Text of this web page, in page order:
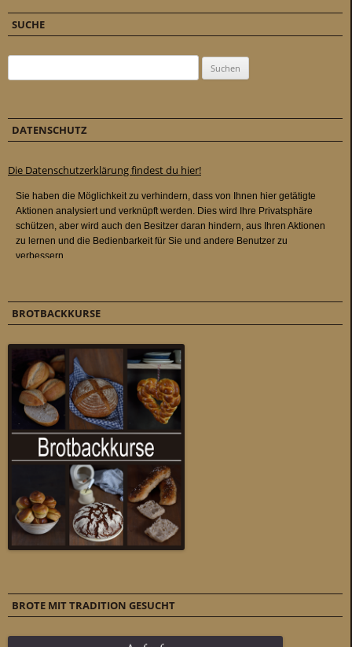
SUCHE
DATENSCHUTZ
Die Datenschutzerklärung findest du hier!
BROTBACKKURSE
BROTE MIT TRADITION GESUCHT